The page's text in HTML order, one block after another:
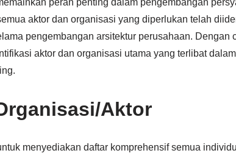
peran penting dalam pengembangan
aktor dan organisasi yang diperlukan telah
pengembangan arsitektur perusahaan. Dengan
aktor dan organisasi utama yang terlibat dalam
Aktor
menyediakan daftar komprehensif semua